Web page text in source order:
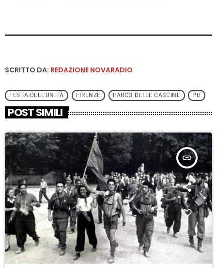
SCRITTO DA: REDAZIONE NOVARADIO
FESTA DELL'UNITÀ FIRENZE PARCO DELLE CASCINE PD
POST SIMILI
insert_link